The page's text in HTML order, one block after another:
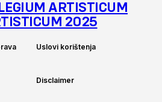
ARTISTICUM
2025
rava
Uslovi korištenja
Disclaimer